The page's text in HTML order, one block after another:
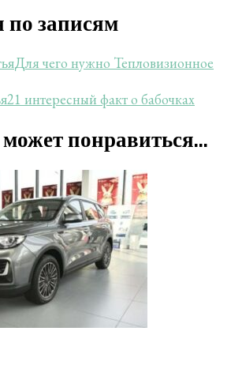
записям
Для чего нужно Тепловизионное
21 интересный факт о бабочках
понравиться...